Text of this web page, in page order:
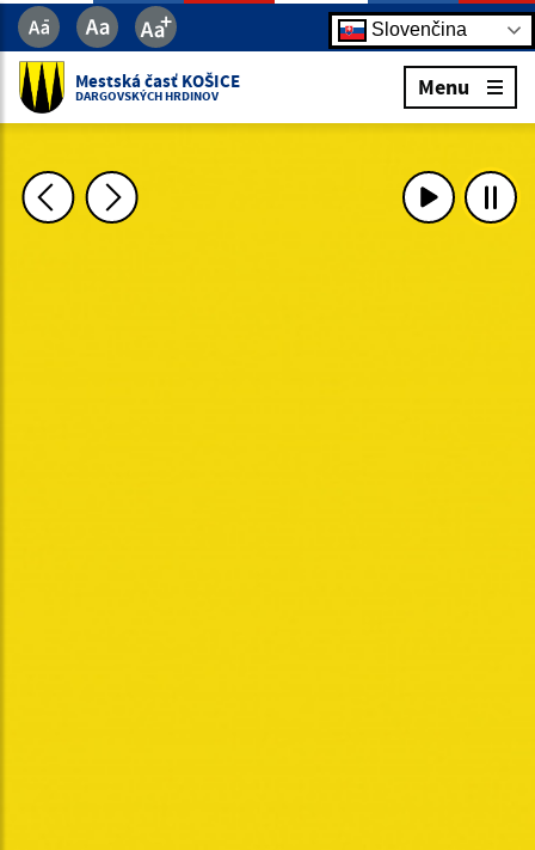
Slovenčina
Mestská časť KOŠICE
DARGOVSKÝCH HRDINOV Menu